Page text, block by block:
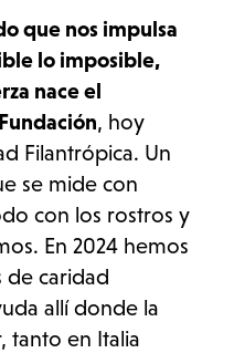
que nos impulsa
lo imposible,
nace el
, hoy
Filantrópica. Un
se mide con
con los rostros y
En 2024 hemos
de caridad
allí donde la
tanto en Italia